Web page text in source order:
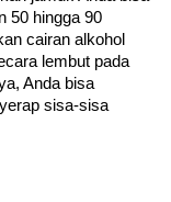
50 hingga 90
cairan alkohol
lembut pada
Anda bisa
sisa-sisa